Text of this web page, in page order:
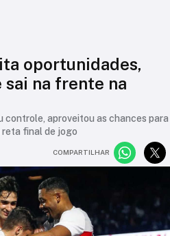
oportunidades,
na frente na
controle, aproveitou as chances para
reta final de jogo
COMPARTILHAR